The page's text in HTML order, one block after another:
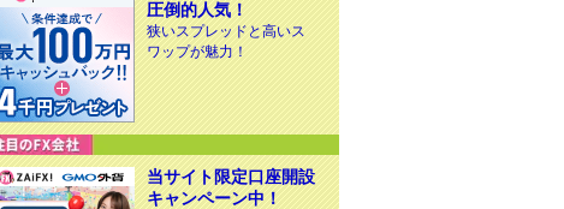
圧倒的人気！
狭いスプレッドと高いス
ワップが魅力！
当サイト限定口座開設
キャンペーン中！